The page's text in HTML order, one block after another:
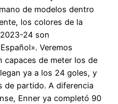
de modelos dentro
los colores de la
24 son
Veremos
capaces de meter los de
ya a los 24 goles, y
de partido. A diferencia
Enner ya completó 90